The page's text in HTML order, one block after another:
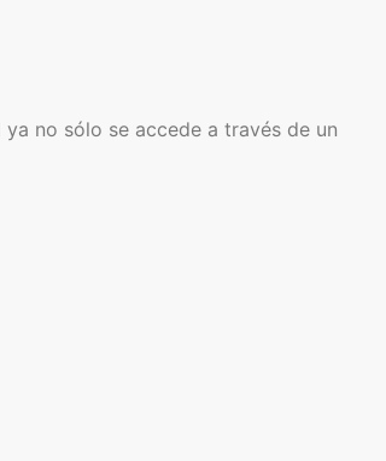
no sólo se accede a través de un